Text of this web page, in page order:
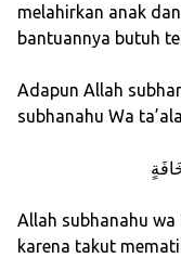
melahirkan anak
bantuannya butuh
Adapun Allah
subhanahu Wa ta’ala
Allah subhanahu
karena takut